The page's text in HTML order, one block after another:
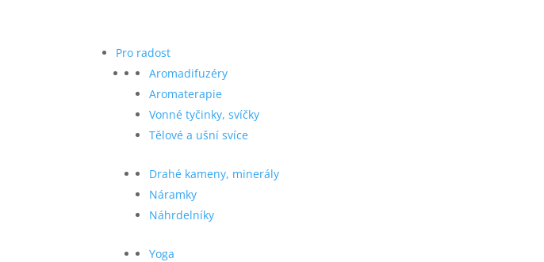
Pro radost
Aromadifuzéry
Aromaterapie
Vonné tyčinky, svíčky
Tělové a ušní svíce
Drahé kameny, minerály
Náramky
Náhrdelníky
Yoga